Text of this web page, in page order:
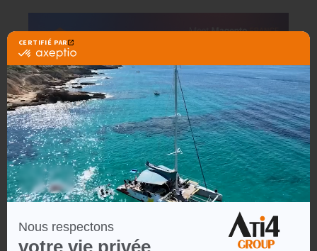
Depuis la création de notre agence en 2020, notre ambition a